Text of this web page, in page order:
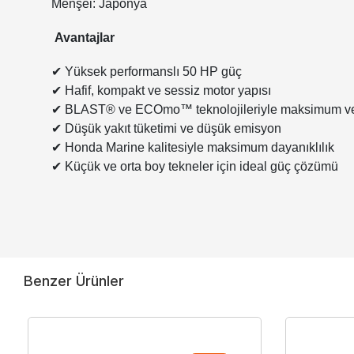
Menşei: Japonya
Avantajlar
✔ Yüksek performanslı 50 HP güç
✔ Hafif, kompakt ve sessiz motor yapısı
✔ BLAST® ve ECOmo™ teknolojileriyle maksimum
✔ Düşük yakıt tüketimi ve düşük emisyon
✔ Honda Marine kalitesiyle maksimum dayanıklılık
✔ Küçük ve orta boy tekneler için ideal güç çözümü
Benzer Ürünler